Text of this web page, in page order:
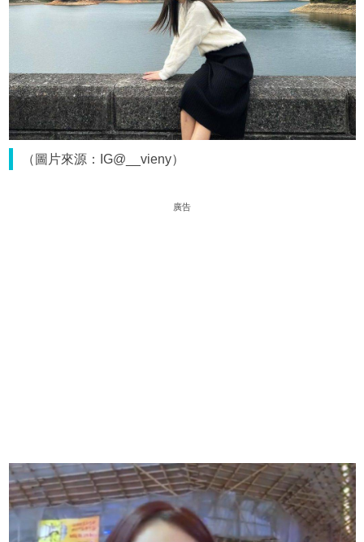
（圖片來源：IG@__vieny）
廣告